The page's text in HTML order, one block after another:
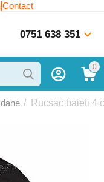
Contact
0751 638 351
0
/ Rucsac baieti 4